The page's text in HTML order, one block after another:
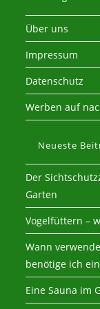
Über uns
Impressum
Datenschutz
Werben auf
Neueste
Der
Garten
Vogelfüttern –
Wann
benötige ich
Eine Sauna im